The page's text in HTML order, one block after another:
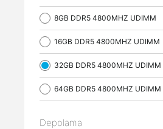
8GB DDR5 4800MHZ UDIMM
16GB DDR5 4800MHZ UDIMM
32GB DDR5 4800MHZ UDIMM
64GB DDR5 4800MHZ UDIMM
Depolama